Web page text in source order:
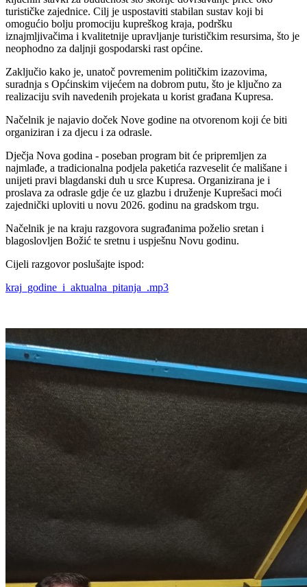
turističke zajednice. Cilj je uspostaviti stabilan sustav koji bi
omogućio bolju promociju kupreškog kraja, podršku
iznajmljivačima i kvalitetnije upravljanje turističkim resursima, što je
neophodno za daljnji gospodarski rast općine.
Zaključio kako je, unatoč povremenim političkim izazovima,
suradnja s Općinskim vijećem na dobrom putu, što je ključno za
realizaciju svih navedenih projekata u korist građana Kupresa.
Načelnik je najavio doček Nove godine na otvorenom koji će biti
organiziran i za djecu i za odrasle.
Dječja Nova godina - poseban program bit će pripremljen za
najmlađe, a tradicionalna podjela paketića razveselit će mališane i
unijeti pravi blagdanski duh u srce Kupresa. Organizirana je i
proslava za odrasle gdje će uz glazbu i druženje Kuprešaci moći
zajednički uploviti u novu 2026. godinu na gradskom trgu.
Načelnik je na kraju razgovora sugrađanima poželio sretan i
blagoslovljen Božić te sretnu i uspješnu Novu godinu.
Cijeli razgovor poslušajte ispod:
kraj_godine_i_aktualna_pitanja_.mp3